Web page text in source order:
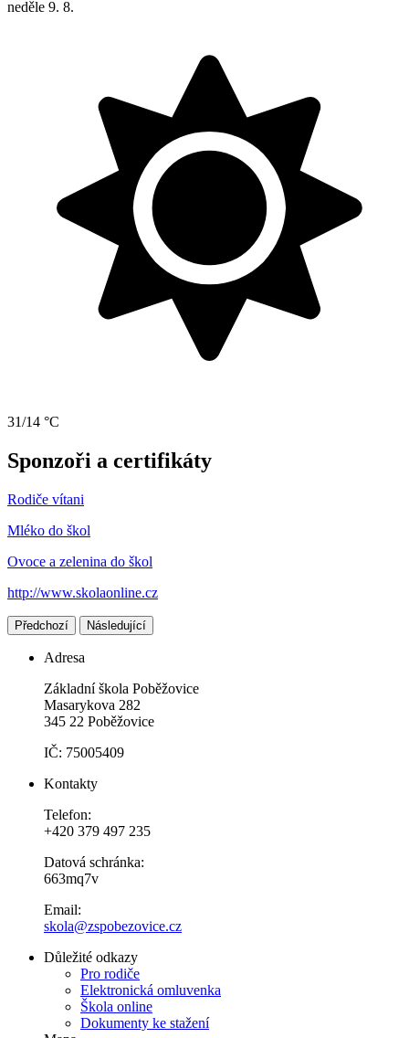
neděle 9. 8.
31/14 °C
Sponzoři a certifikáty
Rodiče vítani
Mléko do škol
Ovoce a zelenina do škol
http://www.skolaonline.cz
Předchozí Následující
Adresa
Základní škola Poběžovice
Masarykova 282
345 22 Poběžovice
IČ: 75005409
Kontakty
Telefon:
+420 379 497 235
Datová schránka:
663mq7v
Email:
skola@zspobezovice.cz
Důležité odkazy
Pro rodiče
Elektronická omluvenka
Škola online
Dokumenty ke stažení